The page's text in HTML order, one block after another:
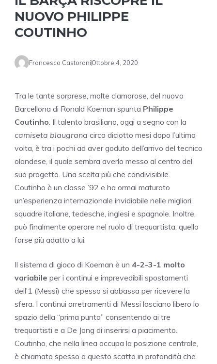
NUOVO PHILIPPE
COUTINHO
Francesco CastoraniOttobre 4, 2020
Tra le tante sorprese, molte clamorose, del nuovo
Barcellona di Ronald Koeman spunta Philippe
Coutinho. Il talento brasiliano, oggi a segno con la
camiseta blaugrana circa diciotto mesi dopo l’ultima
volta, è tra i pochi ad aver goduto dell’arrivo del tecnico
olandese, il quale sembra averlo messo al centro del
suo progetto. Una scelta più che condivisibile.
Coutinho è un classe ’92 e ha ormai maturato
un’esperienza internazionale invidiabile nelle migliori
squadre italiane, tedesche, inglesi e spagnole. Inoltre,
può finalmente operare nel ruolo di trequartista, quello
forse più adatto a lui.
Il sistema di gioco di Koeman è un 4-2-3-1 molto
variabile per i continui e imprevedibili spostamenti
dell’1 (Messi) che spesso si abbassa per ricevere la
sfera. I continui arretramenti di Messi lasciano libero lo
spazio della “prima punta” consentendo ai tre
trequartisti e a De Jong di inserirsi a piacimento.
Coutinho, che nella linea occupa la posizione centrale,
è chiamato spesso a questo scatto in profondità che